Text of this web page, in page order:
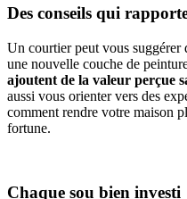
Des conseils qui
Un courtier peut vous suggérer
une nouvelle couche de
ajoutent de la valeur perçue
aussi vous orienter vers des
comment rendre votre maison
fortune.
Chaque sou bien investi